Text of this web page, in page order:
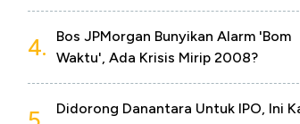
4.
Bos JPMorgan Bunyikan Alarm 'Bom
Waktu', Ada Krisis Mirip 2008?
Didorong Danantara Untuk IPO, Ini